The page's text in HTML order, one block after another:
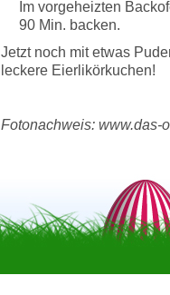
Im vorgeheizten
90 Min. backen.
Jetzt noch mit etwas
leckere Eierlikörkuchen!
Fotonachweis: www.das-